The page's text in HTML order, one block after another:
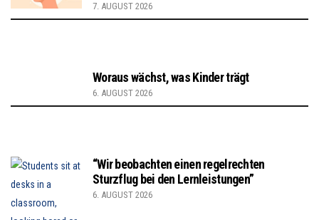
7. AUGUST 2026
Woraus wächst, was Kinder trägt
6. AUGUST 2026
“Wir beobachten einen regelrechten
Sturzflug bei den Lernleistungen”
6. AUGUST 2026